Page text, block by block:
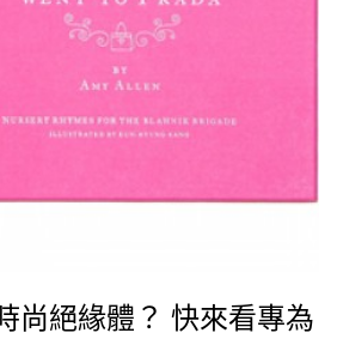
尚絕緣體？ 快來看專為